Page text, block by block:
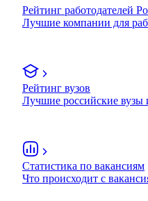
Рейтинг работодателей
Лучшие компании для
Рейтинг вузов
Лучшие российские вузы
Статистика по вакансиям
Что происходит с